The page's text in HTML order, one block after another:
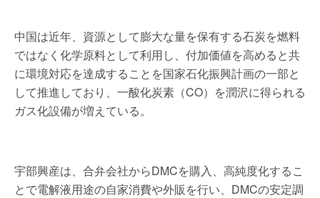
中国は近年、資源として膨大な量を保有する石炭を燃料
ではなく化学原料として利用し、付加価値を高めると共
に環境対応を達成することを国家石化振興計画の一部と
して推進しており、一酸化炭素（CO）を潤沢に得られる
ガス化設備が増えている。
宇部興産は、合弁会社からDMCを購入、高純度化するこ
とで電解液用途の自家消費や外販を行い、DMCの安定調